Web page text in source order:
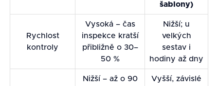
šablony)
Rychlost
kontroly
Vysoká – čas
inspekce kratší
přibližně o 30–
50 %
Nižší; u
velkých
sestav i
hodiny až dny
Nižší – až o 90
Vyšší, závislé